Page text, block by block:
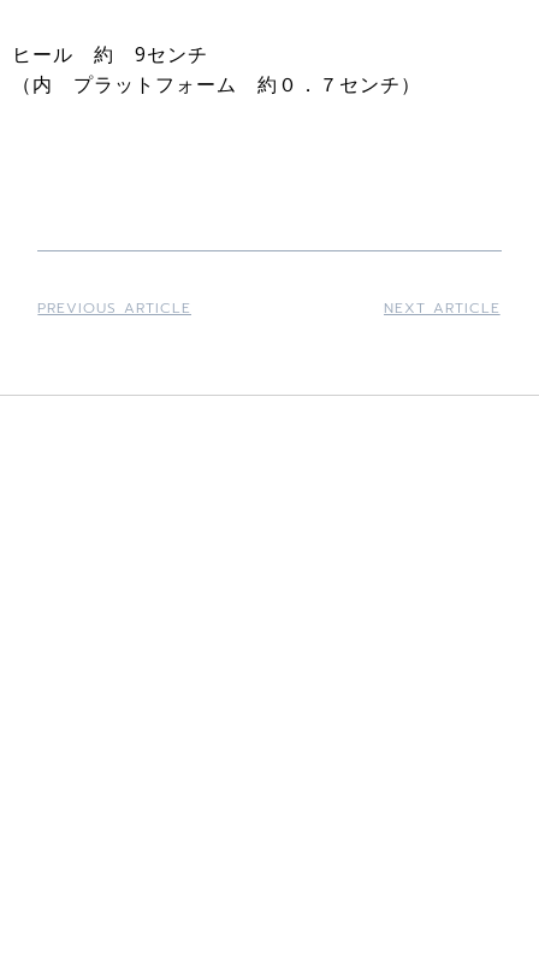
ヒール 約 9センチ
（内 プラットフォーム 約０．７センチ）
PREVIOUS ARTICLE NEXT ARTICLE